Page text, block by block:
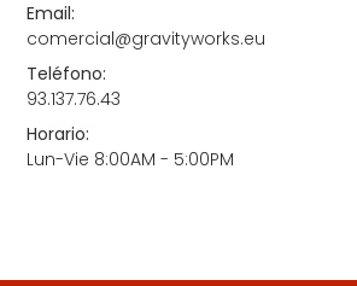
Email:
comercial@gravityworks.eu
Teléfono:
93.137.76.43
Horario:
Lun-Vie 8:00AM - 5:00PM